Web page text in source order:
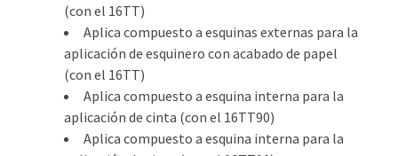
(con el 16TT)
Aplica compuesto a esquinas externas para la
aplicación de esquinero con acabado de papel
(con el 16TT)
Aplica compuesto a esquina interna para la
aplicación de cinta (con el 16TT90)
Aplica compuesto a esquina interna para la